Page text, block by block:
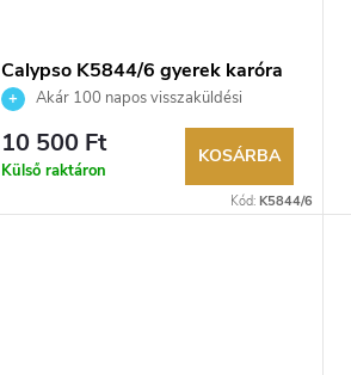
Calypso K5844/6 gyerek karóra
Akár 100 napos visszaküldési
lehetőség. Hivatalos márkakereskedő.
10 500 Ft
Külső raktáron
KOSÁRBA
Kód: K5844/6